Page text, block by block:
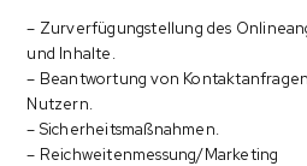
– Zurverfügungstellung des
und Inhalte.
– Beantwortung von
Nutzern.
– Sicherheitsmaßnahmen.
– Reichweitenmessung/Marketing